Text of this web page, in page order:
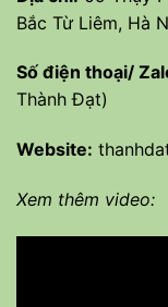
Bắc Từ Liêm, Hà
Số điện thoại/
Thành Đạt)
Website:
Xem thêm video: